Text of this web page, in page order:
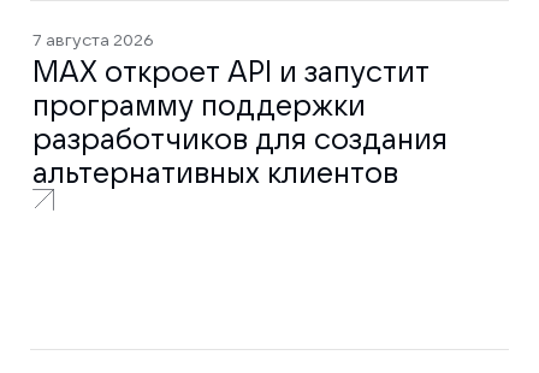
7 августа 2026
MAX откроет API и запустит
программу поддержки
разработчиков для создания
альтернативных клиентов